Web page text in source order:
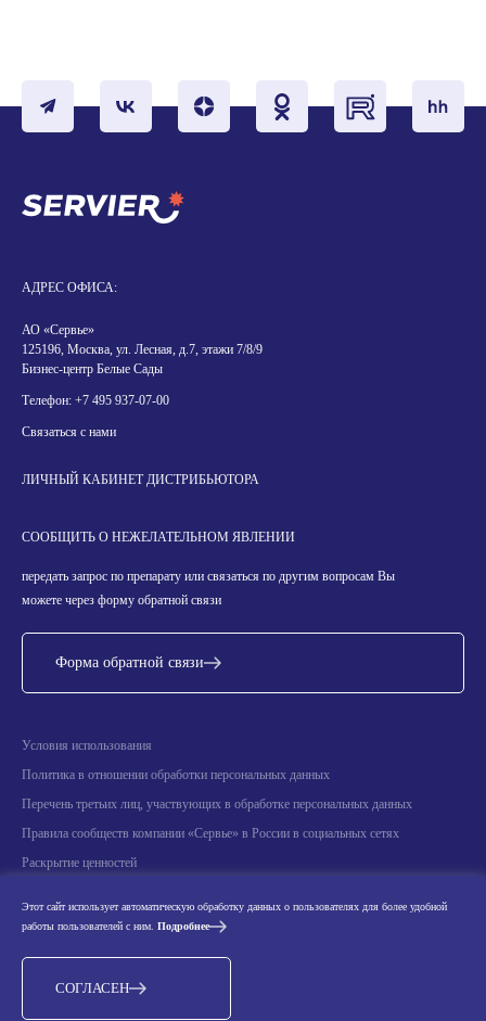
АДРЕС ОФИСА:
АО «Сервье»
125196, Москва, ул. Лесная, д.7, этажи 7/8/9
Бизнес-центр Белые Сады
Телефон: +7 495 937-07-00
Связаться с нами
ЛИЧНЫЙ КАБИНЕТ ДИСТРИБЬЮТОРА
СООБЩИТЬ О НЕЖЕЛАТЕЛЬНОМ ЯВЛЕНИИ
передать запрос по препарату или связаться по другим вопросам Вы
можете через форму обратной связи
Форма обратной связи
Условия использования
Политика в отношении обработки персональных данных
Перечень третьих лиц, участвующих в обработке персональных данных
Правила сообществ компании «Сервье» в России в социальных сетях
Раскрытие ценностей
Производители лекарственных препаратов, реализуемых АО «Сервье» на
© 2026 LES LABORATOIRES SERVIER. АО «Сервье». Все права защищены
Этот сайт использует автоматическую обработку данных о пользователях для более удобной
работы пользователей с ним. Подробнее
СОГЛАСЕН